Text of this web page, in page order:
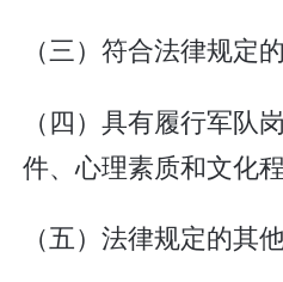
（三）符合法律规定
（四）具有履行军队
件、心理素质和文化
（五）法律规定的其